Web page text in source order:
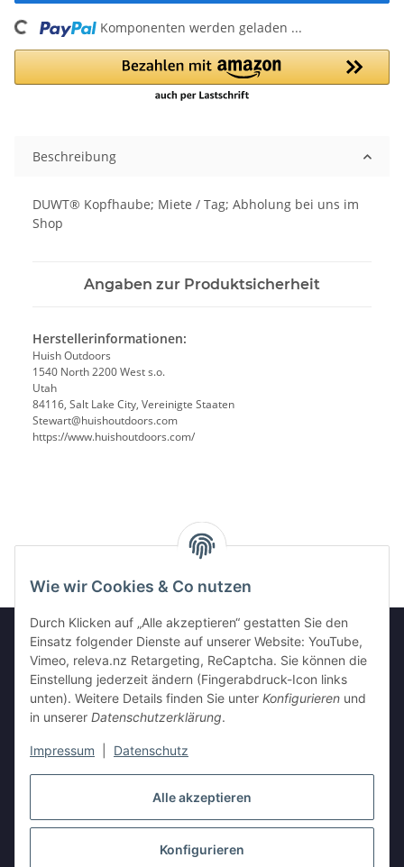
Alle akzeptieren
Konfigurieren
Wie wir Cookies & Co nutzen
Durch Klicken auf „Alle akzeptieren“ gestatten Sie den
Einsatz folgender Dienste auf unserer Website: YouTube,
Vimeo, releva.nz Retargeting, ReCaptcha. Sie können die
Einstellung jederzeit ändern (Fingerabdruck-Icon links
unten). Weitere Details finden Sie unter Konfigurieren und
in unserer Datenschutzerklärung.
Impressum Datenschutz
Loading... Komponenten werden geladen ...
Beschreibung
DUWT® Kopfhaube; Miete / Tag; Abholung bei uns im
Shop
Angaben zur Produktsicherheit
Herstellerinformationen:
Huish Outdoors
1540 North 2200 West s.o.
Utah
84116, Salt Lake City, Vereinigte Staaten
Stewart@huishoutdoors.com
https://www.huishoutdoors.com/
Informationen
Gesetzliche Informationen
Vertrag widerrufen